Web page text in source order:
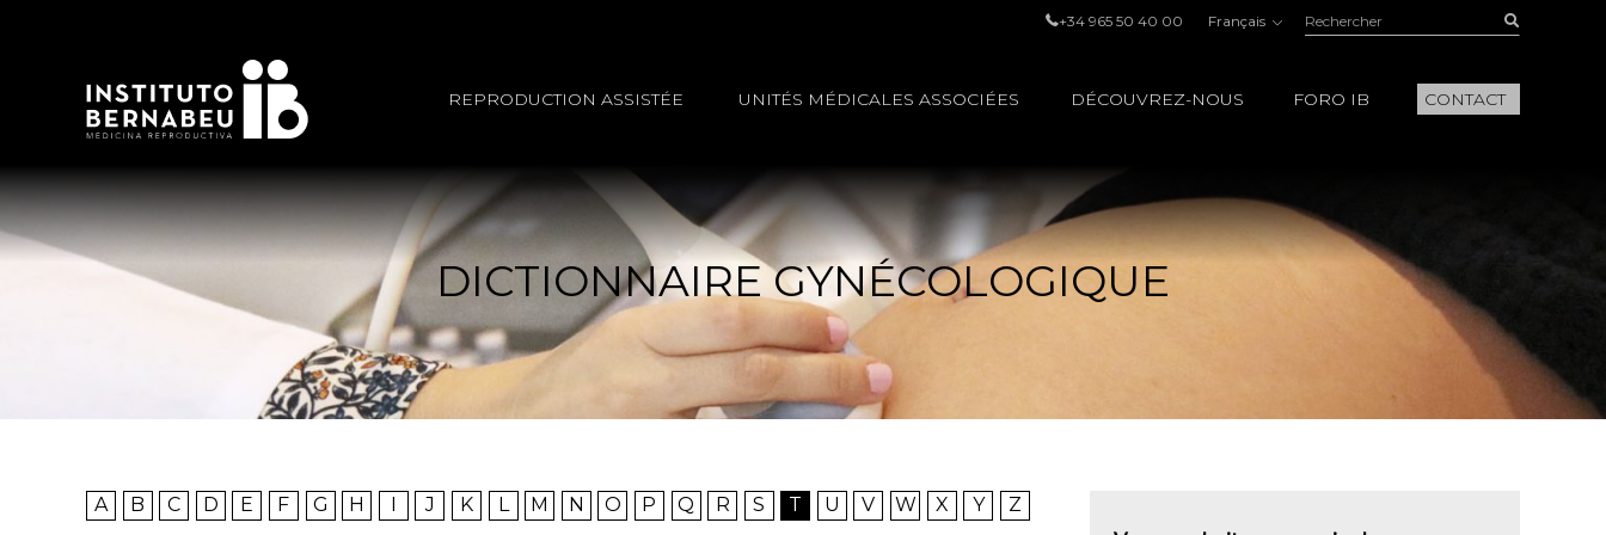
+34 965 50 40 00 Français Rechercher:
REPRODUCTION ASSISTÉE UNITÉS MÉDICALES ASSOCIÉES DÉCOUVREZ-NOUS FORO IB CONTACT
DICTIONNAIRE GYNÉCOLOGIQUE
A B C D E F G H I J K L M N O P Q R S T U V W X Y Z